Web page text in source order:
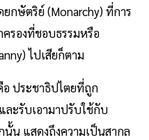
กษัตริย์ (Monarchy) ที่การ
รองที่ชอบธรรมหรือ
ไปเสียก็ตาม
อ ประชาธิปไตยที่ถูก
ละรับเอามาปรับใช้กับ
น แสดงถึงความเป็นสากล